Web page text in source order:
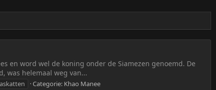
en word wel de koning onder de Siamezen genoemd. De
was helemaal weg van...
Categorie: Khao Manee